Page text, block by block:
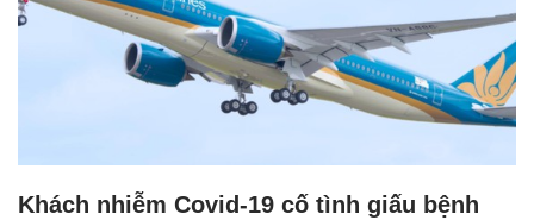
Khách nhiễm Covid-19 cố tình giấu bệnh